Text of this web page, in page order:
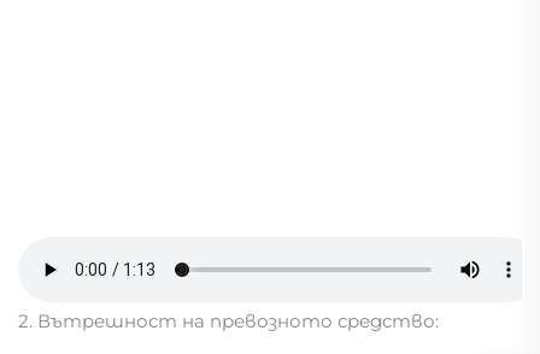
2. Вътрешност на превозното средство: